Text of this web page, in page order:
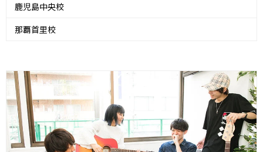
鹿児島中央校
那覇首里校